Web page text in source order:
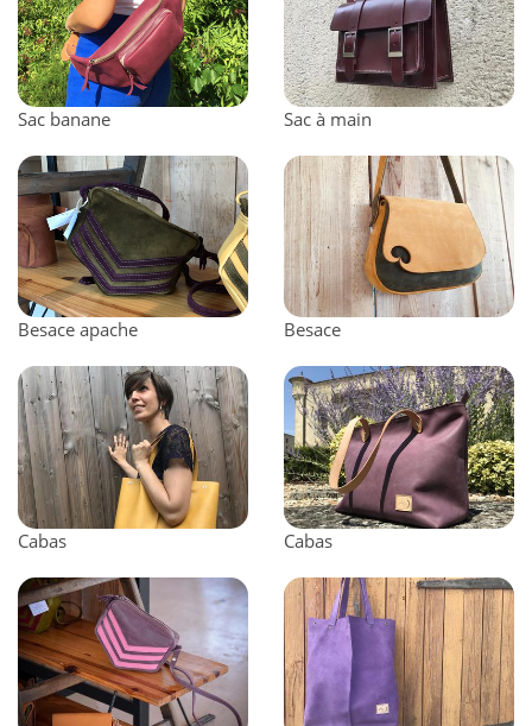
Sac banane Sac à main
Besace apache Besace
Cabas Cabas